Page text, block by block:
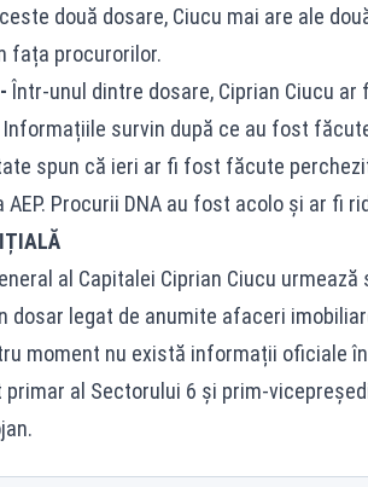
două dosare, Ciucu mai are ale
fața procurorilor.
- Într-unul dintre dosare, Ciprian Ciucu
Informațiile survin după ce au fost
spun că ieri ar fi fost făcute
AEP. Procurii DNA au fost acolo și ar fi
al Capitalei Ciprian Ciucu
dosar legat de anumite afaceri
moment nu există informații oficiale
primar al Sectorului 6 și prim-